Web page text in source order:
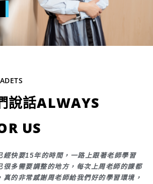
說話ALWAYS
US
經快要15年的時間，一路上跟著老師學習
很多需要調整的地方，每次上周老師的課都
真的非常感謝周老師給我們好的學習環境，